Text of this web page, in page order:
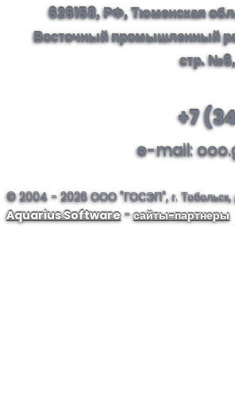
626158, РФ, Тюменская
Восточный промышленный
стр.
+7
e-mail:
© 2004 -2026 ООО "ГОСЭП", г. Тобольск,
Aquarius Software-сайты-партнеры